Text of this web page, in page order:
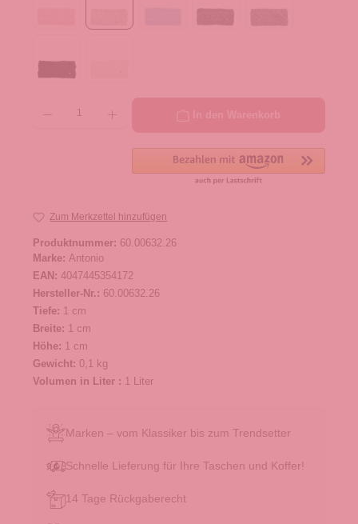
Zum Merkzettel hinzufügen
Produktnummer: 60.00632.26
Marke: Antonio
EAN: 4047445354172
Hersteller-Nr.: 60.00632.26
Tiefe: 1 cm
Breite: 1 cm
Höhe: 1 cm
Gewicht: 0,1 kg
Volumen in Liter : 1 Liter
Marken – vom Klassiker bis zum Trendsetter
Schnelle Lieferung für Ihre Taschen und Koffer!
14 Tage Rückgaberecht